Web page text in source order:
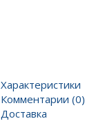
Характеристики
Комментарии (0)
Доставка